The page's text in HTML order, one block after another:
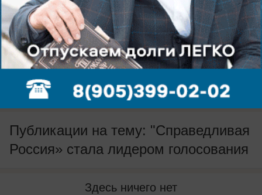
мнению читательской аудитории сайта.
Будь в курсе событий!
Подпишисьна нас в телеграм
Публикации на тему: "Справедливая
Россия» стала лидером голосования
Здесь ничего нет